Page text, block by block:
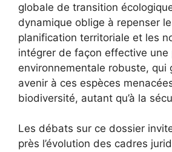
globale de transition
dynamique oblige à repenser
planification territoriale et les
intégrer de façon effective une
environnementale robuste, qui
avenir à ces espèces
biodiversité, autant qu’à la
Les débats sur ce dossier
près l’évolution des cadres